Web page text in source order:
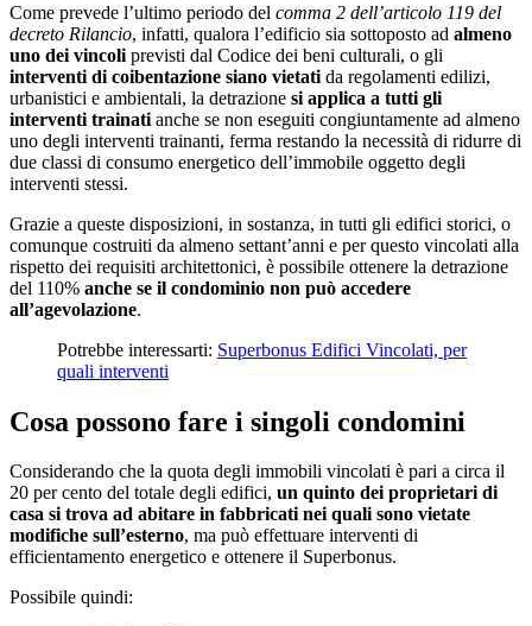
Come prevede l’ultimo periodo del comma 2 dell’articolo 119 del
decreto Rilancio, infatti, qualora l’edificio sia sottoposto ad almeno
uno dei vincoli previsti dal Codice dei beni culturali, o gli
interventi di coibentazione siano vietati da regolamenti edilizi,
urbanistici e ambientali, la detrazione si applica a tutti gli
interventi trainati anche se non eseguiti congiuntamente ad almeno
uno degli interventi trainanti, ferma restando la necessità di ridurre di
due classi di consumo energetico dell’immobile oggetto degli
interventi stessi.
Grazie a queste disposizioni, in sostanza, in tutti gli edifici storici, o
comunque costruiti da almeno settant’anni e per questo vincolati alla
rispetto dei requisiti architettonici, è possibile ottenere la detrazione
del 110% anche se il condominio non può accedere
all’agevolazione.
Potrebbe interessarti: Superbonus Edifici Vincolati, per
quali interventi
Cosa possono fare i singoli condomini
Considerando che la quota degli immobili vincolati è pari a circa il
20 per cento del totale degli edifici, un quinto dei proprietari di
casa si trova ad abitare in fabbricati nei quali sono vietate
modifiche sull’esterno, ma può effettuare interventi di
efficientamento energetico e ottenere il Superbonus.
Possibile quindi: